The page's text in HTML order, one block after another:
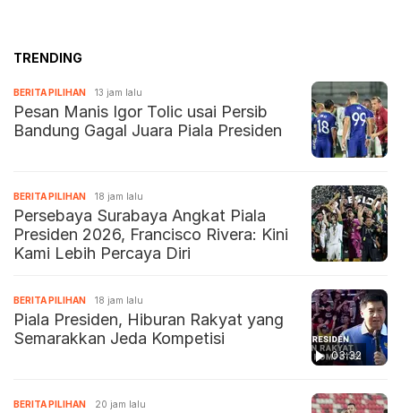
TRENDING
BERITA PILIHAN 13 jam lalu
Pesan Manis Igor Tolic usai Persib
Bandung Gagal Juara Piala Presiden
BERITA PILIHAN 18 jam lalu
Persebaya Surabaya Angkat Piala
Presiden 2026, Francisco Rivera: Kini
Kami Lebih Percaya Diri
03:32
BERITA PILIHAN 18 jam lalu
Piala Presiden, Hiburan Rakyat yang
Semarakkan Jeda Kompetisi
BERITA PILIHAN 20 jam lalu